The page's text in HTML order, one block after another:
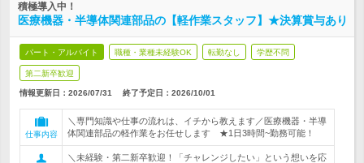
積極導入中！
医療機器・半導体関連部品の【軽作業スタッフ】★決算賞与あり
パート・アルバイト 職種・業種未経験OK 転勤なし 学歴不問
第二新卒歓迎
情報更新日：2026/07/31 終了予定日： 2026/10/01
仕事内容
＼専門知識や仕事の流れは、イチから教えます／医療機器・半導
体関連部品の軽作業をお任せします ★1日3時間~勤務可能！
＼未経験・第二新卒歓迎！「チャレンジしたい」という想いを応